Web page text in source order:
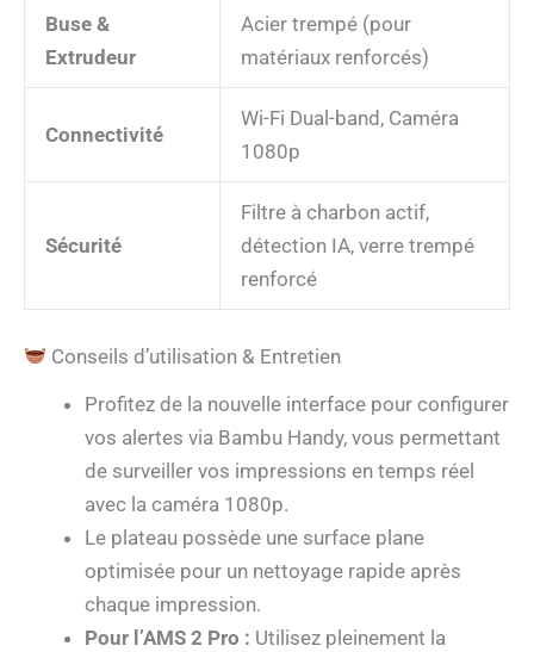
Buse &
Extrudeur
Acier trempé (pour
matériaux renforcés)
Connectivité
Wi-Fi Dual-band, Caméra
1080p
Sécurité
Filtre à charbon actif,
détection IA, verre trempé
renforcé
Conseils d’utilisation & Entretien
Profitez de la nouvelle interface pour configurer
vos alertes via Bambu Handy, vous permettant
de surveiller vos impressions en temps réel
avec la caméra 1080p.
Le plateau possède une surface plane
optimisée pour un nettoyage rapide après
chaque impression.
Pour l’AMS 2 Pro : Utilisez pleinement la